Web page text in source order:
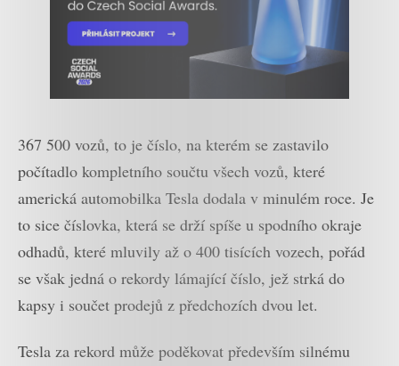
367 500 vozů, to je číslo, na kterém se zastavilo
počítadlo kompletního součtu všech vozů, které
americká automobilka Tesla dodala v minulém roce. Je
to sice číslovka, která se drží spíše u spodního okraje
odhadů, které mluvily až o 400 tisících vozech, pořád
se však jedná o rekordy lámající číslo, jež strká do
kapsy i součet prodejů z předchozích dvou let.
Tesla za rekord může poděkovat především silnému